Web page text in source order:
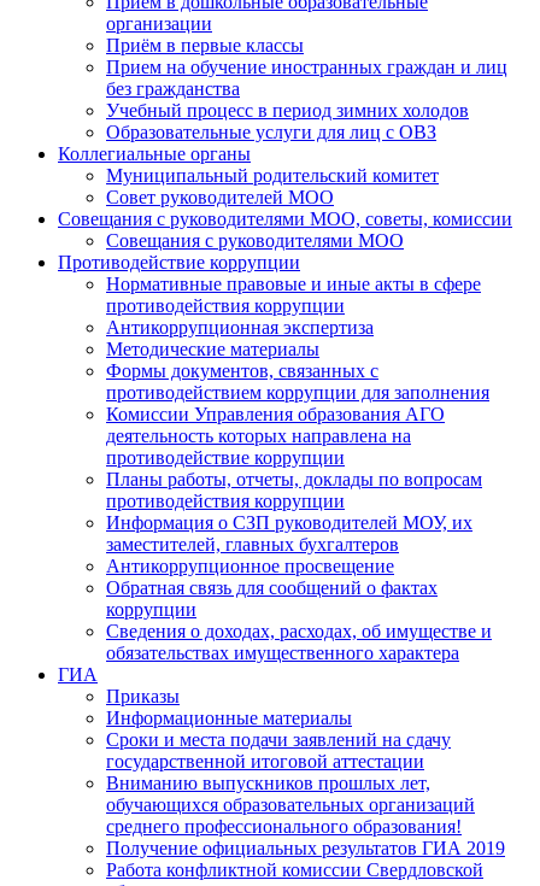
организации
Приём в первые классы
Прием на обучение иностранных граждан и лиц
без гражданства
Учебный процесс в период зимних холодов
Образовательные услуги для лиц с ОВЗ
Коллегиальные органы
Муниципальный родительский комитет
Совет руководителей МОО
Совещания с руководителями МОО, советы, комиссии
Совещания с руководителями МОО
Противодействие коррупции
Нормативные правовые и иные акты в сфере
противодействия коррупции
Антикоррупционная экспертиза
Методические материалы
Формы документов, связанных с
противодействием коррупции для заполнения
Комиссии Управления образования АГО
деятельность которых направлена на
противодействие коррупции
Планы работы, отчеты, доклады по вопросам
противодействия коррупции
Информация о СЗП руководителей МОУ, их
заместителей, главных бухгалтеров
Антикоррупционное просвещение
Обратная связь для сообщений о фактах
коррупции
Сведения о доходах, расходах, об имуществе и
обязательствах имущественного характера
ГИА
Приказы
Информационные материалы
Сроки и места подачи заявлений на сдачу
государственной итоговой аттестации
Вниманию выпускников прошлых лет,
обучающихся образовательных организаций
среднего профессионального образования!
Получение официальных результатов ГИА 2019
Работа конфликтной комиссии Свердловской